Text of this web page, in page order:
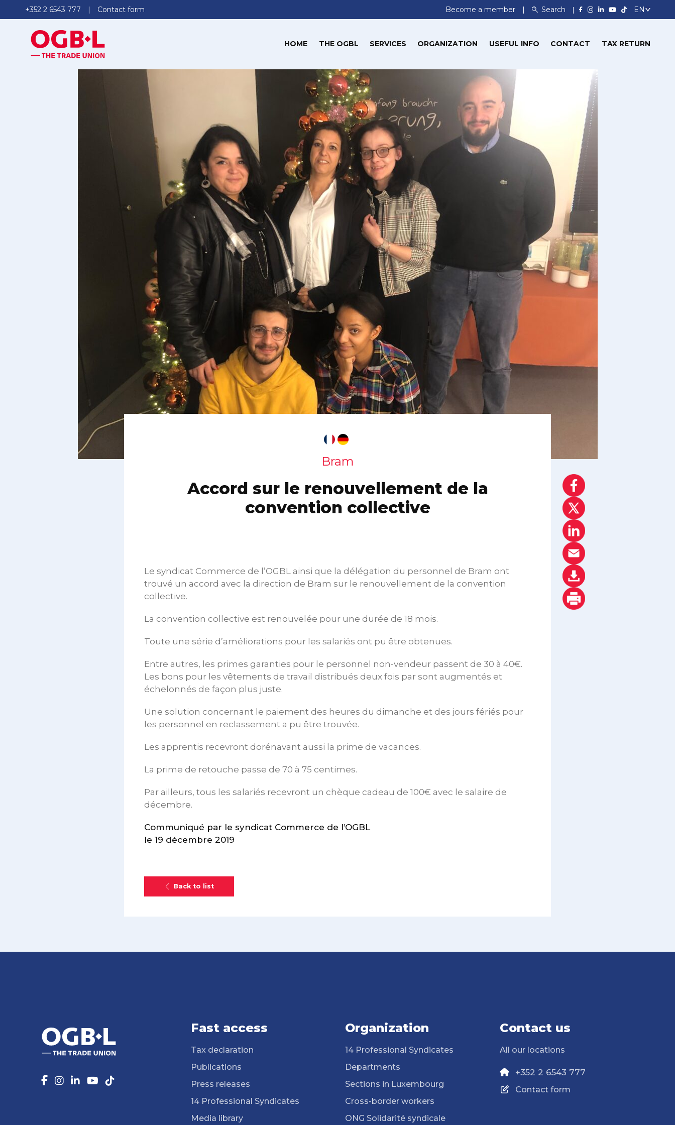
+352 2 6543 777 Contact form Become a member Search
HOME THE OGBL SERVICES ORGANIZATION USEFUL INFO CONTACT TAX RETURN
Bram
Accord sur le renouvellement de la
convention collective
Le syndicat Commerce de l’OGBL ainsi que la délégation du personnel de Bram ont
trouvé un accord avec la direction de Bram sur le renouvellement de la convention
collective.
La convention collective est renouvelée pour une durée de 18 mois.
Toute une série d’améliorations pour les salariés ont pu être obtenues.
Entre autres, les primes garanties pour le personnel non-vendeur passent de 30 à 40€.
Les bons pour les vêtements de travail distribués deux fois par sont augmentés et
échelonnés de façon plus juste.
Une solution concernant le paiement des heures du dimanche et des jours fériés pour
les personnel en reclassement a pu être trouvée.
Les apprentis recevront dorénavant aussi la prime de vacances.
La prime de retouche passe de 70 à 75 centimes.
Par ailleurs, tous les salariés recevront un chèque cadeau de 100€ avec le salaire de
décembre.
Communiqué par le syndicat Commerce de l’OGBL
le 19 décembre 2019
Back to list
Fast access
Tax declaration
Publications
Press releases
14 Professional Syndicates
Media library
Organization
14 Professional Syndicates
Departments
Sections in Luxembourg
Cross-border workers
ONG Solidarité syndicale
Contact us
All our locations
+352 2 6543 777
Contact form